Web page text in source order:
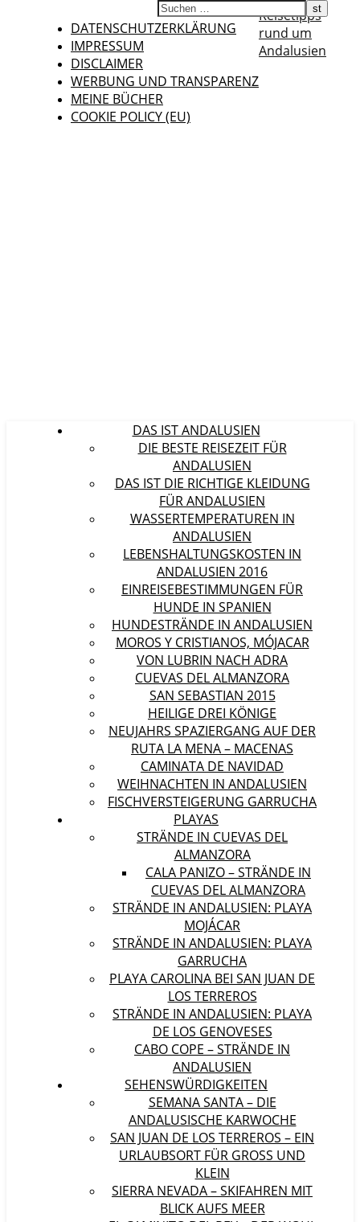
DATENSCHUTZERKLÄRUNG
IMPRESSUM
DISCLAIMER
WERBUNG UND TRANSPARENZ
MEINE BÜCHER
COOKIE POLICY (EU)
Reisetipps
rund um
Andalusien
DAS IST ANDALUSIEN
DIE BESTE REISEZEIT FÜR
ANDALUSIEN
DAS IST DIE RICHTIGE KLEIDUNG
FÜR ANDALUSIEN
WASSERTEMPERATUREN IN
ANDALUSIEN
LEBENSHALTUNGSKOSTEN IN
ANDALUSIEN 2016
EINREISEBESTIMMUNGEN FÜR
HUNDE IN SPANIEN
HUNDESTRÄNDE IN ANDALUSIEN
MOROS Y CRISTIANOS, MÓJACAR
VON LUBRIN NACH ADRA
CUEVAS DEL ALMANZORA
SAN SEBASTIAN 2015
HEILIGE DREI KÖNIGE
NEUJAHRS SPAZIERGANG AUF DER
RUTA LA MENA – MACENAS
CAMINATA DE NAVIDAD
WEIHNACHTEN IN ANDALUSIEN
FISCHVERSTEIGERUNG GARRUCHA
PLAYAS
STRÄNDE IN CUEVAS DEL
ALMANZORA
CALA PANIZO – STRÄNDE IN
CUEVAS DEL ALMANZORA
STRÄNDE IN ANDALUSIEN: PLAYA
MOJÁCAR
STRÄNDE IN ANDALUSIEN: PLAYA
GARRUCHA
PLAYA CAROLINA BEI SAN JUAN DE
LOS TERREROS
STRÄNDE IN ANDALUSIEN: PLAYA
DE LOS GENOVESES
CABO COPE – STRÄNDE IN
ANDALUSIEN
SEHENSWÜRDIGKEITEN
SEMANA SANTA – DIE
ANDALUSISCHE KARWOCHE
SAN JUAN DE LOS TERREROS – EIN
URLAUBSORT FÜR GROSS UND K
LEIN
SIERRA NEVADA – SKIFAHREN MIT
BLICK AUFS MEER